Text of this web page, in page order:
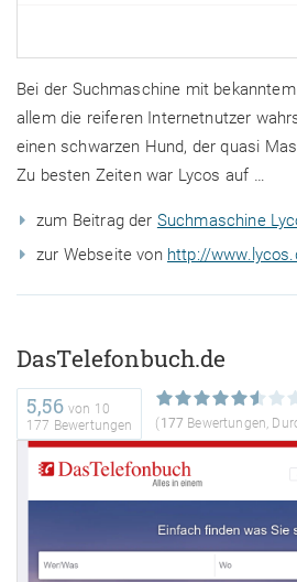
Bei der Suchmaschine mit
allem die reiferen Internetnutzer
einen schwarzen Hund, der quasi
Zu besten Zeiten war Lycos auf …
zum Beitrag der Suchmaschine
zur Webseite von http://
DasTelefonbuch.de
5,56 von 10
177 Bewertungen
(177 Bewertungen,